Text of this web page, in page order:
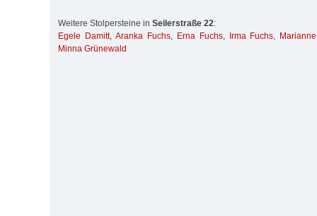
Weitere Stolpersteine in Seilerstraße 22:
Egele Damitt, Aranka Fuchs, Erna Fuchs, Irma Fuchs,
Minna Grünewald